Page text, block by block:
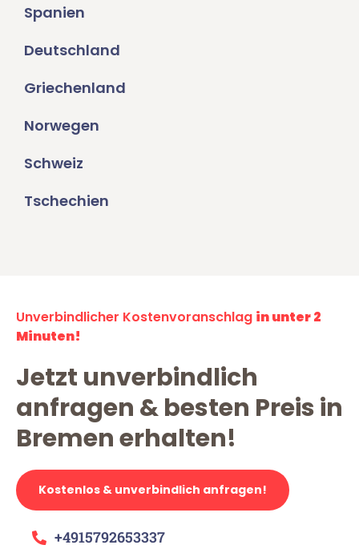
Spanien
Deutschland
Griechenland
Norwegen
Schweiz
Tschechien
Unverbindlicher Kostenvoranschlag in unter 2
Minuten!
Jetzt unverbindlich
anfragen & besten Preis in
Bremen erhalten!
Kostenlos & unverbindlich anfragen!
+4915792653337